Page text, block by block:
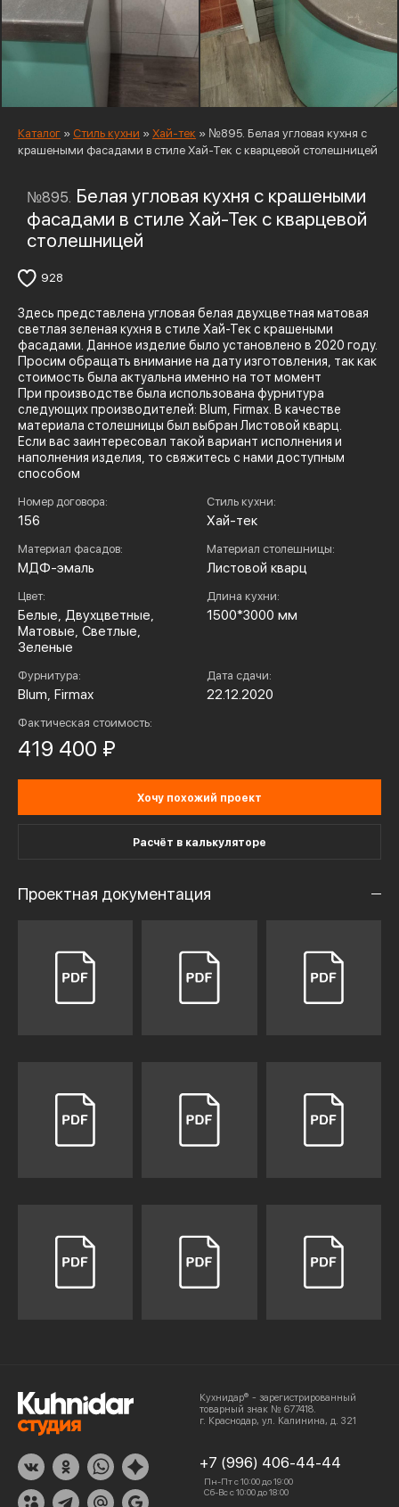
Каталог » Стиль кухни » Хай-тек » №895. Белая угловая кухня с
крашеными фасадами в стиле Хай-Тек с кварцевой столешницей
№895. Белая угловая кухня с крашеными
фасадами в стиле Хай-Тек с кварцевой
столешницей
928
Здесь представлена угловая белая двухцветная матовая
светлая зеленая кухня в стиле Хай-Тек с крашеными
фасадами. Данное изделие было установлено в 2020 году.
Просим обращать внимание на дату изготовления, так как
стоимость была актуальна именно на тот момент
При производстве была использована фурнитура
следующих производителей: Blum, Firmax. В качестве
материала столешницы был выбран Листовой кварц.
Если вас заинтересовал такой вариант исполнения и
наполнения изделия, то свяжитесь с нами доступным
способом
Номер договора:
156
Стиль кухни:
Хай-тек
Материал фасадов:
МДФ-эмаль
Материал столешницы:
Листовой кварц
Цвет:
Белые, Двухцветные,
Матовые, Светлые,
Зеленые
Длина кухни:
1500*3000 мм
Фурнитура:
Blum, Firmax
Дата сдачи:
22.12.2020
Фактическая стоимость:
419 400 ₽
Хочу похожий проект
Расчёт в калькуляторе
Проектная документация
Кухнидар® - зарегистрированный
товарный знак № 677418.
г. Краснодар, ул. Калинина, д. 321
+7 (996) 406-44-44
Пн-Пт с 10:00 до 19:00
Сб-Вс с 10:00 до 18:00